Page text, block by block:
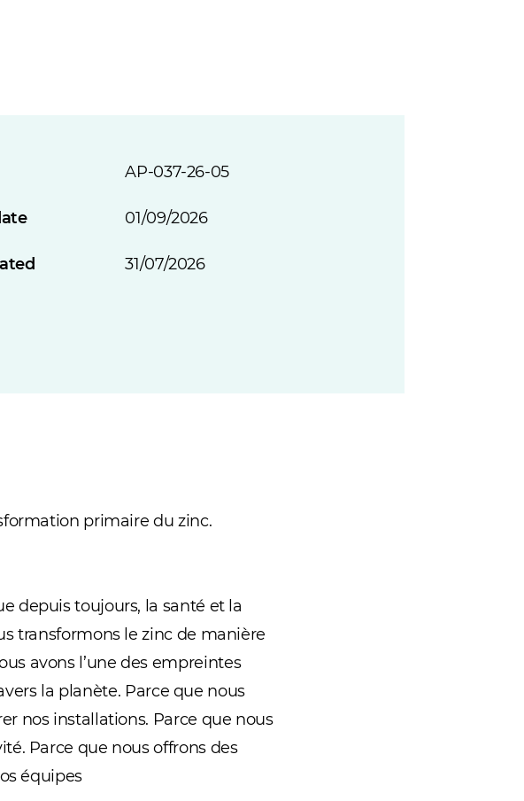
AP-037-26-05
01/09/2026
31/07/2026
primaire du zinc.
depuis toujours, la santé et la
transformons le zinc de manière
avons l’une des empreintes
la planète. Parce que nous
nos installations. Parce que nous
Parce que nous offrons des
équipes